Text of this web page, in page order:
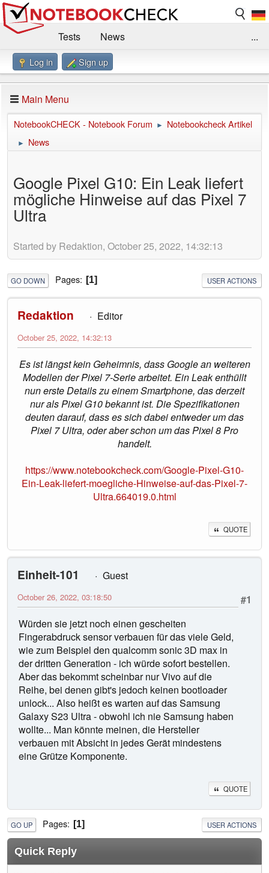
Tests
News
Benchmarks / Technik
Forum
Impressum
...
Log in Sign up
Main Menu
NotebookCHECK - Notebook Forum ► Notebookcheck Artikel
► News
Google Pixel G10: Ein Leak liefert
mögliche Hinweise auf das Pixel 7
Ultra
Started by Redaktion, October 25, 2022, 14:32:13
GO DOWN Pages 1 USER ACTIONS
Redaktion Editor
October 25, 2022, 14:32:13
Es ist längst kein Geheimnis, dass Google an weiteren
Modellen der Pixel 7-Serie arbeitet. Ein Leak enthüllt
nun erste Details zu einem Smartphone, das derzeit
nur als Pixel G10 bekannt ist. Die Spezifikationen
deuten darauf, dass es sich dabei entweder um das
Pixel 7 Ultra, oder aber schon um das Pixel 8 Pro
handelt.
https://www.notebookcheck.com/Google-Pixel-G10-
Ein-Leak-liefert-moegliche-Hinweise-auf-das-Pixel-7-
Ultra.664019.0.html
QUOTE
Einheit-101
Guest
#1
October 26, 2022, 03:18:50
Würden sie jetzt noch einen gescheiten
Fingerabdruck sensor verbauen für das viele Geld,
wie zum Beispiel den qualcomm sonic 3D max in
der dritten Generation - ich würde sofort bestellen.
Aber das bekommt scheinbar nur Vivo auf die
Reihe, bei denen gibt's jedoch keinen bootloader
unlock... Also heißt es warten auf das Samsung
Galaxy S23 Ultra - obwohl ich nie Samsung haben
wollte... Man könnte meinen, die Hersteller
verbauen mit Absicht in jedes Gerät mindestens
eine Grütze Komponente.
QUOTE
GO UP Pages 1 USER ACTIONS
Quick Reply